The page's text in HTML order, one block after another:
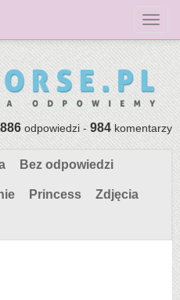
odpowiedzi -984komentarzy
Bez odpowiedzi
Princess Zdjęcia